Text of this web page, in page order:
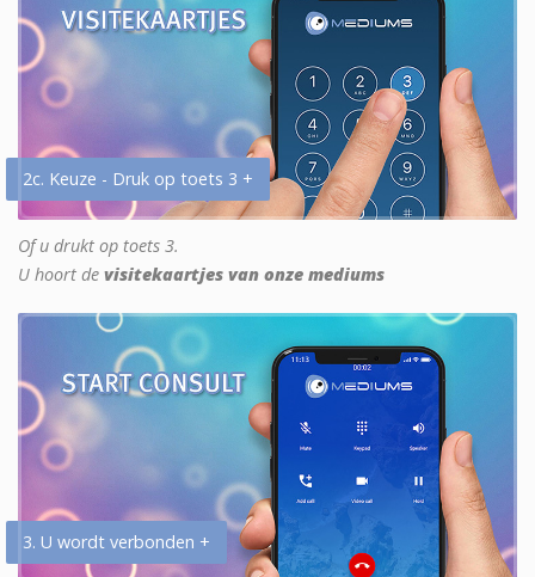
2c. Keuze - Druk op toets 3 +
Of u drukt op toets 3.
U hoort de visitekaartjes van onze mediums
3. U wordt verbonden +